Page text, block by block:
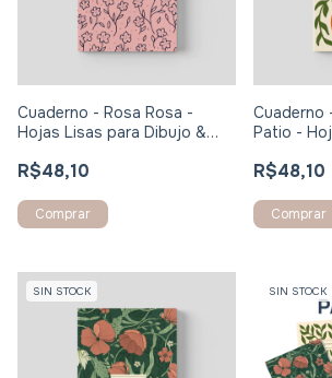
Cuaderno - Rosa Rosa -
Hojas Lisas para Dibujo &
R$48,10
Cuaderno
Patio -
R$48,10
SIN STOCK SIN STOCK